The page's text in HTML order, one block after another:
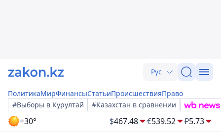
Рус
ПолитикаМирФинансыСтатьиПроисшествияПраво
#Выборы в Курултай
#Казахстан в сравнении
+30° $467.48 €539.52 ₽5.73